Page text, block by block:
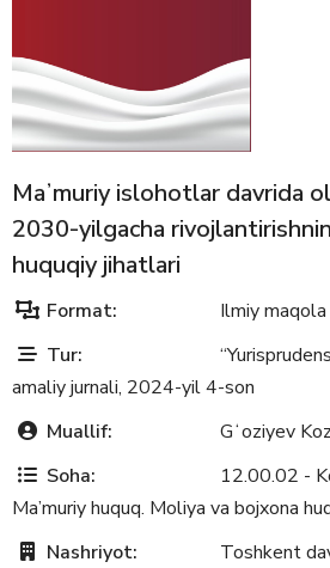
Maʼmuriy islohotlar davrida
2030-yilgacha
huquqiy jihatlari
Format:
Ilmiy maqola
Tur:
amaliy jurnali, 2024-yil 4-son
Muallif:
Gʻoziyev
Soha:
12.00.02 -
Ma’muriy huquq. Moliya va bojxona
Nashriyot:
Toshkent